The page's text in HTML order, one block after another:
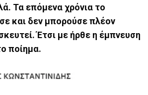
Τα επόμενα χρόνια το
και δεν μπορούσε πλέον
Έτσι με ήρθε η έμπνευση
ποίημα.